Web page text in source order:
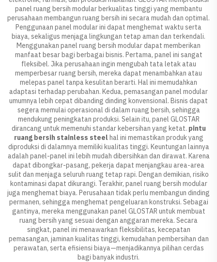
panel ruang bersih modular berkualitas tinggi yang membantu
perusahaan membangun ruang bersih ini secara mudah dan optimal.
Penggunaan panel modular ini dapat menghemat waktu serta
biaya, sekaligus menjaga lingkungan tetap aman dan terkendali.
Menggunakan panel ruang bersih modular dapat memberikan
manfaat besar bagi berbagai bisnis. Pertama, panel ini sangat
fleksibel. Jika perusahaan ingin mengubah tata letak atau
memperbesar ruang bersih, mereka dapat menambahkan atau
melepas panel tanpa kesulitan berarti. Hal ini memudahkan
adaptasi terhadap perubahan. Kedua, pemasangan panel modular
umumnya lebih cepat dibanding dinding konvensional. Bisnis dapat
segera memulai operasional di dalam ruang bersih, sehingga
mendukung peningkatan produksi. Selain itu, panel GLOSTAR
dirancang untuk memenuhi standar kebersihan yang ketat. pintu
ruang bersih stainless steel hal ini memastikan produk yang
diproduksi di dalamnya memiliki kualitas tinggi. Keuntungan lainnya
adalah panel-panel ini lebih mudah dibersihkan dan dirawat. Karena
dapat dibongkar-pasang, pekerja dapat menjangkau area-area
sulit dan menjaga seluruh ruang tetap rapi. Dengan demikian, risiko
kontaminasi dapat dikurangi. Terakhir, panel ruang bersih modular
juga menghemat biaya. Perusahaan tidak perlu membangun dinding
permanen, sehingga menghemat pengeluaran konstruksi. Sebagai
gantinya, mereka menggunakan panel GLOSTAR untuk membuat
ruang bersih yang sesuai dengan anggaran mereka. Secara
singkat, panel ini menawarkan fleksibilitas, kecepatan
pemasangan, jaminan kualitas tinggi, kemudahan pembersihan dan
perawatan, serta efisiensi biaya—menjadikannya pilihan cerdas
bagi banyak industri.